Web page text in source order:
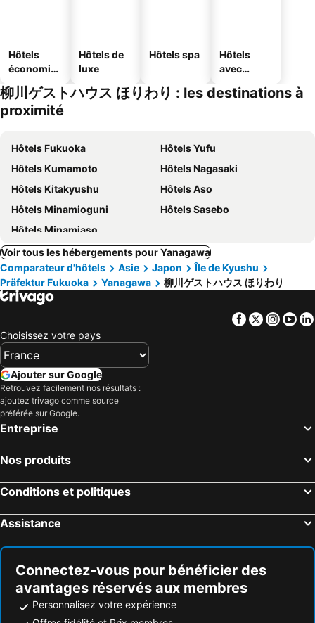
Hôtels
économiq
ues
Hôtels de
luxe
Hôtels spa
Hôtels
avec
柳川ゲストハウス ほりわり : les destinations à
proximité
Hôtels Fukuoka
Hôtels Yufu
Hôtels Kumamoto
Hôtels Nagasaki
Hôtels Kitakyushu
Hôtels Aso
Hôtels Minamioguni
Hôtels Sasebo
Hôtels Minamiaso
Voir tous les hébergements pour Yanagawa
Comparateur d'hôtels
Asie Japon
Île de Kyushu
Präfektur Fukuoka
Yanagawa 柳川ゲストハウス ほりわり
Facebook
Twitter
Choisissez votre pays
Ajouter sur Google
Retrouvez facilement nos résultats :
ajoutez trivago comme source
préférée sur Google.
Entreprise
Nos produits
Conditions et politiques
Assistance
Connectez-vous pour bénéficier des
avantages réservés aux membres
Personnalisez votre expérience